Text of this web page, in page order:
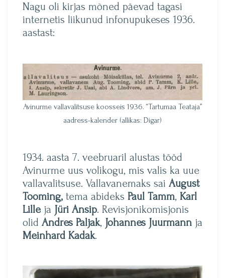
Nagu oli kirjas mõned päevad tagasi
internetis liikunud infonupukeses 1936.
aastast:
Avinurme vallavalitsuse koosseis 1936. “Tartumaa Teataja”
aadress-kalender (allikas: Digar)
1934. aasta 7. veebruaril alustas tööd
Avinurme uus volikogu, mis valis ka uue
vallavalitsuse. Vallavanemaks sai August
Tooming, tema abideks Paul Tamm, Karl
Lille ja Jüri Ansip. Revisjonikomisjonis
olid Andres Paljak, Johannes Juurmann ja
Meinhard Kadak.